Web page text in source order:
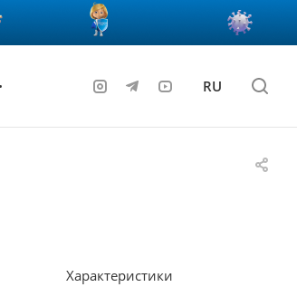
RU
Характеристики